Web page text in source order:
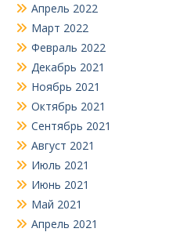
Апрель 2022
Март 2022
Февраль 2022
Декабрь 2021
Ноябрь 2021
Октябрь 2021
Сентябрь 2021
Август 2021
Июль 2021
Июнь 2021
Май 2021
Апрель 2021